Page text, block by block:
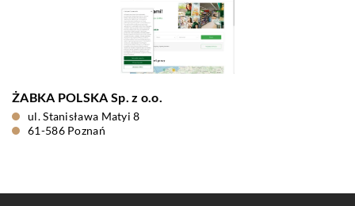
ŻABKA POLSKA Sp. z o.o.
ul. Stanisława Matyi 8
61-586 Poznań